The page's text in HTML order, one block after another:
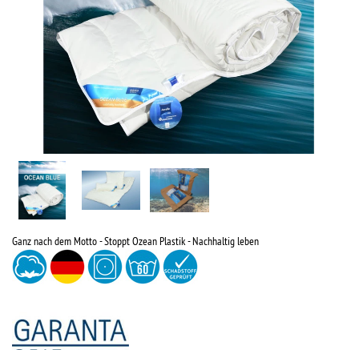
Ganz nach dem Motto - Stoppt Ozean Plastik - Nachhaltig leben